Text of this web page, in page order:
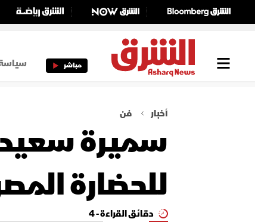
مباشر
أخبار فن
سميرة
للحضارة
دقائق القراءة - 4